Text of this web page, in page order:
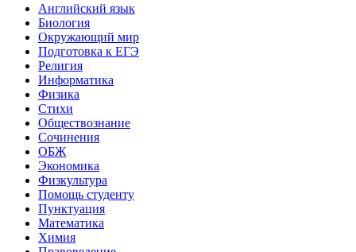
Английский язык
Биология
Окружающий мир
Подготовка к ЕГЭ
Религия
Информатика
Физика
Стихи
Обществознание
Сочинения
ОБЖ
Экономика
Физкультура
Помощь студенту
Пунктуация
Математика
Химия